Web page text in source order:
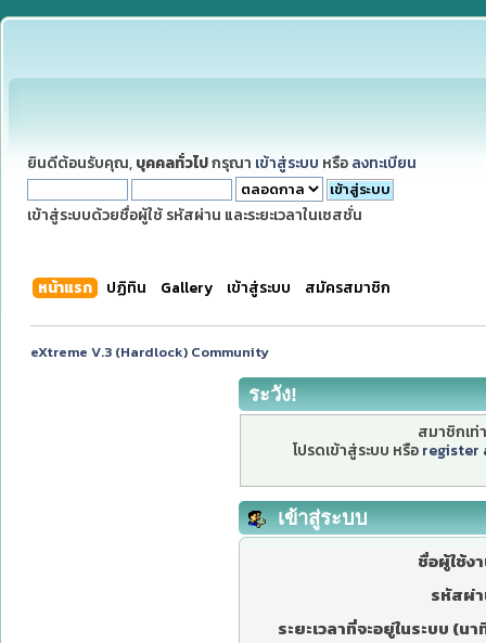
ยินดีต้อนรับคุณ, บุคคลทั่วไปกรุณา เข้าสู่ระบบ หรือ ลงทะเบียน
เข้าสู่ระบบด้วยชื่อผู้ใช้ รหัสผ่าน และระยะเวลาในเซสชั่น
หน้าแรก ปฏิทิน Gallery เข้าสู่ระบบ สมัครสมาชิก
eXtreme V.3 (Hardlock) Community
ระวัง!
สมาชิกเท่
โปรดเข้าสู่ระบบ หรือ register
เข้าสู่ระบบ
ชื่อผู้ใช้ง
รหัสผ่
ระยะเวลาที่จะอยู่ในระบบ (นา